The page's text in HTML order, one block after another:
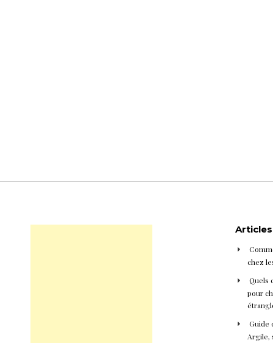
chez
Quels
pour
Guide
Argile,